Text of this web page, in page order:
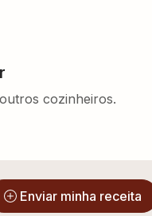
cozinheiros.
Enviar minha receita